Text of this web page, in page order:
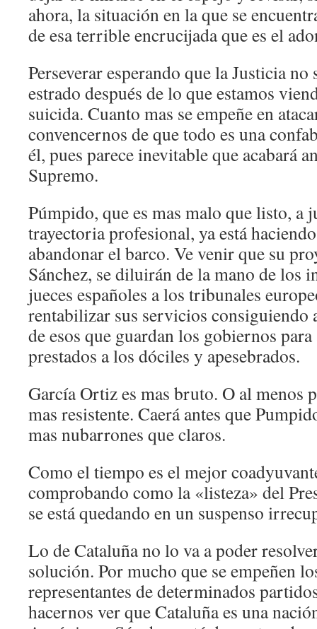
ahora, la situación en la que se
de esa terrible encrucijada que es el
Perseverar esperando que la Justicia no
estrado después de lo que estamos
suicida. Cuanto mas se empeñe en
convencernos de que todo es una
él, pues parece inevitable que acabará
Supremo.
Púmpido, que es mas malo que listo, a
trayectoria profesional, ya está
abandonar el barco. Ve venir que su
Sánchez, se diluirán de la mano de los
jueces españoles a los tribunales
rentabilizar sus servicios consiguiendo
de esos que guardan los gobiernos
prestados a los dóciles y apesebrados.
García Ortiz es mas bruto. O al menos
mas resistente. Caerá antes que
mas nubarrones que claros.
Como el tiempo es el mejor
comprobando como la «listeza» del
se está quedando en un suspenso
Lo de Cataluña no lo va a poder
solución. Por mucho que se empeñen
representantes de determinados
hacernos ver que Cataluña es una